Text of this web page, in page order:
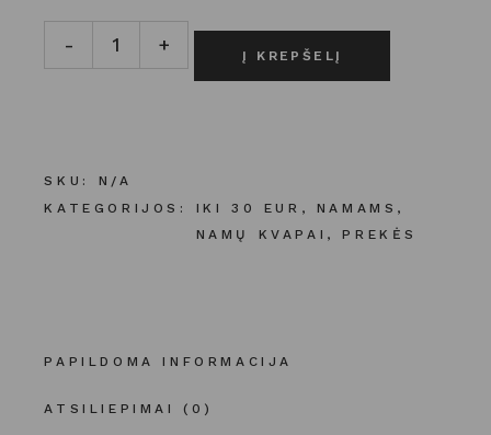
Elegantiškas namų kvapas stikliniame butelyje su
- + Į KREPŠELĮ
SKU:
N/A
KATEGORIJOS:
IKI 30 EUR , NAMAMS ,
NAMŲ KVAPAI ,PREKĖS
PAPILDOMA INFORMACIJA
ATSILIEPIMAI (0)